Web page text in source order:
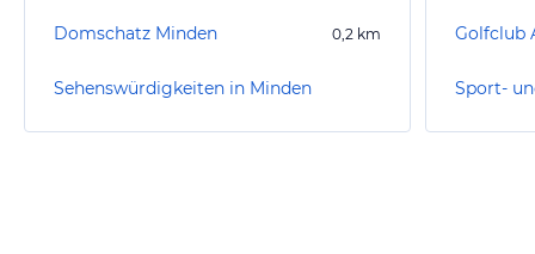
Domschatz Minden 0,2 km
Sehenswürdigkeiten in Minden
Golfclub
Sport-